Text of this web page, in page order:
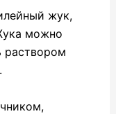
жук,
можно
раствором